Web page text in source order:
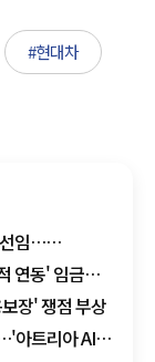
#현대차
선임…
연동' 임금
장' 쟁점 부상
아트리아 AI'